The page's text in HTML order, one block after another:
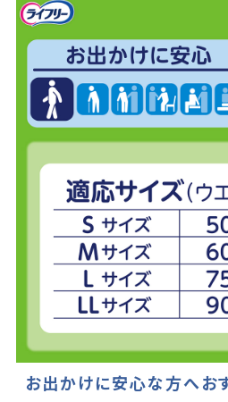
お出かけに安心な方へお